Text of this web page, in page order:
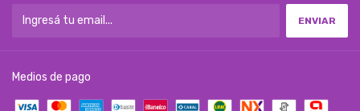
Medios de pago